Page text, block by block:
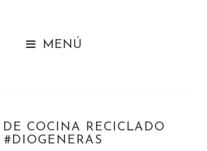

DE COCINA RECICLADO
#DIOGENERAS